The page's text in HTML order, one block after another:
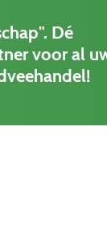
Dé
voor al